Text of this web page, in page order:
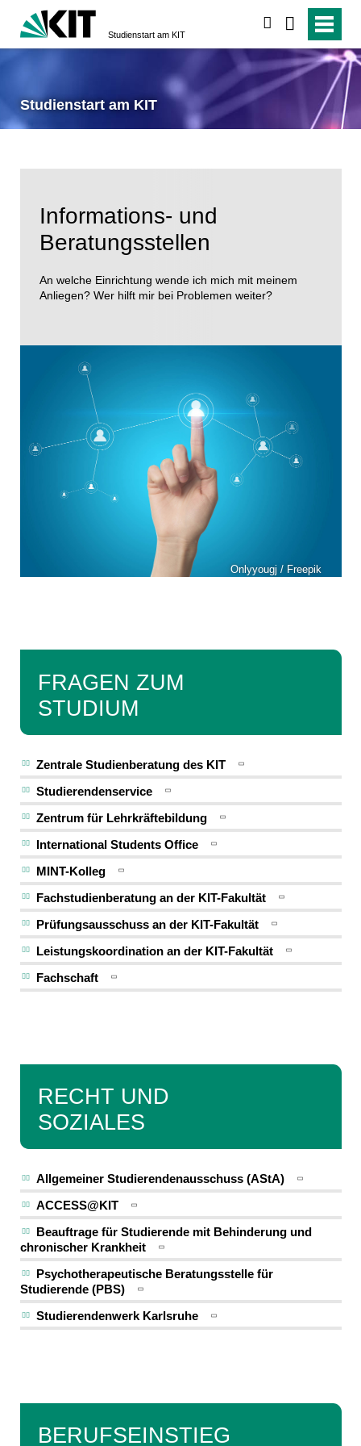
Studienstart am KIT
Studienstart am KIT
Informations- und
Beratungsstellen
An welche Einrichtung wende ich mich mit meinem
Anliegen? Wer hilft mir bei Problemen weiter?
Onlyyougj / Freepik
FRAGEN ZUM
STUDIUM
Zentrale Studienberatung des KIT
Studierendenservice
Zentrum für Lehrkräftebildung
International Students Office
MINT-Kolleg
Fachstudienberatung an der KIT-Fakultät
Prüfungsausschuss an der KIT-Fakultät
Leistungskoordination an der KIT-Fakultät
Fachschaft
RECHT UND
SOZIALES
Allgemeiner Studierendenausschuss (AStA)
ACCESS@KIT
Beauftrage für Studierende mit Behinderung und
chronischer Krankheit
Psychotherapeutische Beratungsstelle für
Studierende (PBS)
Studierendenwerk Karlsruhe
BERUFSEINSTIEG